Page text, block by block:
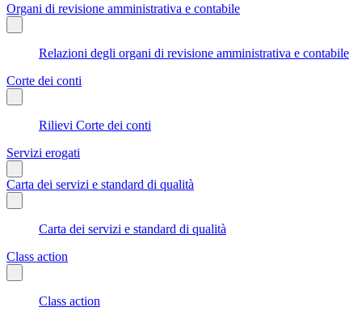
Organi di revisione amministrativa e contabile
Relazioni degli organi di revisione amministrativa e contabile
Corte dei conti
Rilievi Corte dei conti
Servizi erogati
Carta dei servizi e standard di qualità
Carta dei servizi e standard di qualità
Class action
Class action